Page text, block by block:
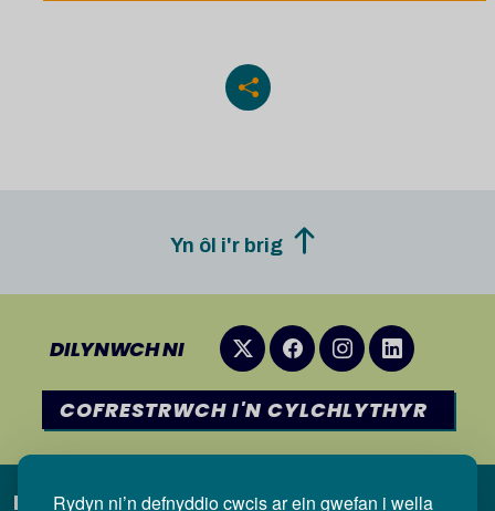
Rydyn ni’n defnyddio cwcis ar ein gwefan i wella
Yn ôl i'r brig
COFRESTRWCH I'N CYLCHLYTHYR
DILYNWCH NI
Dolenni defnyddiol